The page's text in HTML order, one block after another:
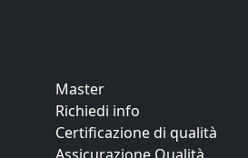
Master
Richiedi info
Certificazione di qualità